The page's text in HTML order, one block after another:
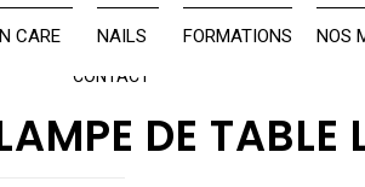
CONTACT
CARE NAILS FORMATIONS NOS
DE TABLE